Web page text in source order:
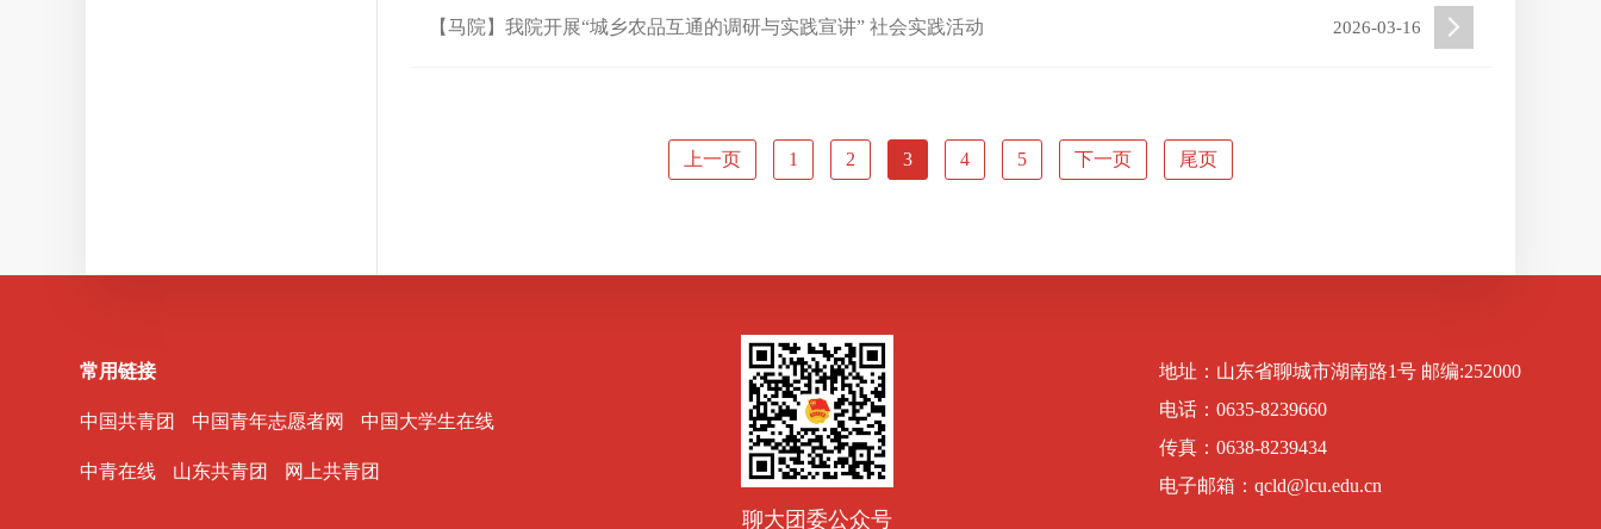
【马院】我院开展“城乡农品互通的调研与实践宣讲” 社会实践活动 2026-03-16
上一页 1 2 3 4 5 下一页 尾页
常用链接
中国共青团 中国青年志愿者网 中国大学生在线
中青在线 山东共青团 网上共青团
聊大团委公众号
地址：山东省聊城市湖南路1号 邮编:252000
电话：0635-8239660
传真：0638-8239434
电子邮箱：qcld@lcu.edu.cn